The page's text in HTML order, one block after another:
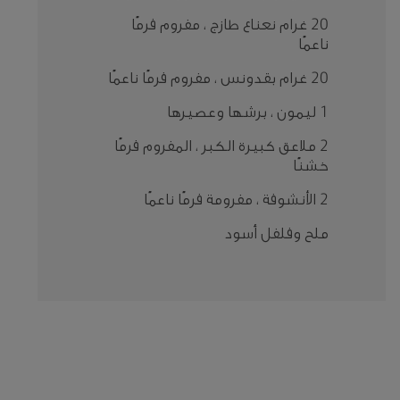
20 غرام نعناع طازج ، مفروم فرمًا
ناعمًا
20 غرام بقدونس ، مفروم فرمًا ناعمًا
1 ليمون ، برشها وعصيرها
2 ملاعق كبيرة الكبر ، المفروم فرمًا
خشنًا
2 الأنشوفة ، مفرومة فرمًا ناعمًا
ملح وفلفل أسود